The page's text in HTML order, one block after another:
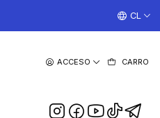
ACCESO CARRO
LOS DIAS CON ENVIOS A TODO
CL
20